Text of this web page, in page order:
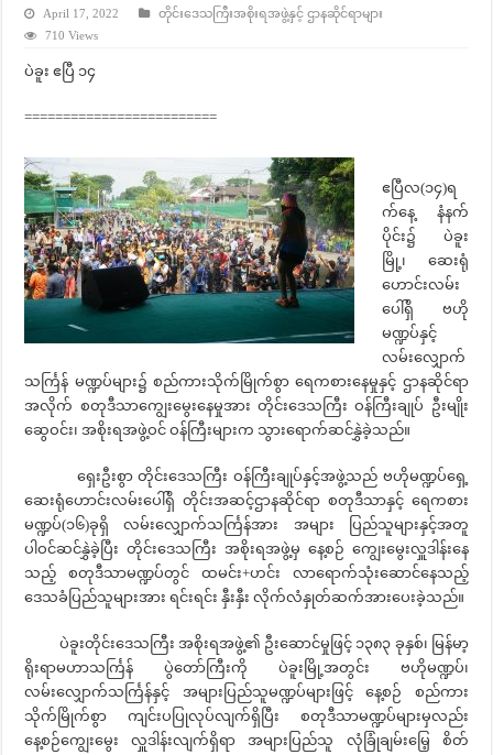
April 17, 2022
တိုင်းဒေသကြီးအစိုးရအဖွဲ့နှင့် ဌာနဆိုင်ရာများ
710 Views
ပဲခူး ဧပြီ ၁၄
=========================
ဧပြီလ(၁၄)ရ
က်နေ့ နံနက်
ပိုင်း၌ ပဲခူး
မြို့၊ ဆေးရုံ
ဟောင်းလမ်း
ပေါ်ရှိ ဗဟို
မဏ္ဍပ်နှင့်
လမ်းလျှောက်
သင်္ကြန် မဏ္ဍပ်များ၌ စည်ကားသိုက်မြိုက်စွာ ရေကစားနေမှုနှင့် ဌာနဆိုင်ရာ
အလိုက် စတုဒီသာကျွေးမွေးနေမှုအား တိုင်းဒေသကြီး ဝန်ကြီးချုပ် ဦးမျိုး
ဆွေဝင်း၊ အစိုးရအဖွဲ့ဝင် ဝန်ကြီးများက သွားရောက်ဆင်နွှဲခဲ့သည်။
ရှေးဦးစွာ တိုင်းဒေသကြီး ဝန်ကြီးချုပ်နှင့်အဖွဲ့သည် ဗဟိုမဏ္ဍပ်ရှေ့
ဆေးရုံဟောင်းလမ်းပေါ်ရှိ တိုင်းအဆင့်ဌာနဆိုင်ရာ စတုဒီသာနှင့် ရေကစား
မဏ္ဍပ်(၁၆)ခုရှိ လမ်းလျှောက်သင်္ကြန်အား အများ ပြည်သူများနှင့်အတူ
ပါဝင်ဆင်နွှဲခဲ့ပြီး တိုင်းဒေသကြီး အစိုးရအဖွဲ့မှ နေ့စဉ် ကျွေးမွေးလှူဒါန်းနေ
သည့် စတုဒီသာမဏ္ဍပ်တွင် ထမင်း+ဟင်း လာရောက်သုံးဆောင်နေသည့်
ဒေသခံပြည်သူများအား ရင်းရင်း နှီးနှီး လိုက်လံနှုတ်ဆက်အားပေးခဲ့သည်။
ပဲခူးတိုင်းဒေသကြီး အစိုးရအဖွဲ့၏ ဦးဆောင်မှုဖြင့် ၁၃၈၃ ခုနှစ်၊ မြန်မာ့
ရိုးရာမဟာသင်္ကြန် ပွဲတော်ကြီးကို ပဲခူးမြို့အတွင်း ဗဟိုမဏ္ဍပ်၊
လမ်းလျှောက်သင်္ကြန်နှင့် အများပြည်သူမဏ္ဍပ်များဖြင့် နေ့စဉ် စည်ကား
သိုက်မြိုက်စွာ ကျင်းပပြုလုပ်လျက်ရှိပြီး စတုဒီသာမဏ္ဍပ်များမှလည်း
နေ့စဉ်ကျွေးမွေး လှူဒါန်းလျက်ရှိရာ အများပြည်သူ လုံခြုံချမ်းမြေ့ စိတ်